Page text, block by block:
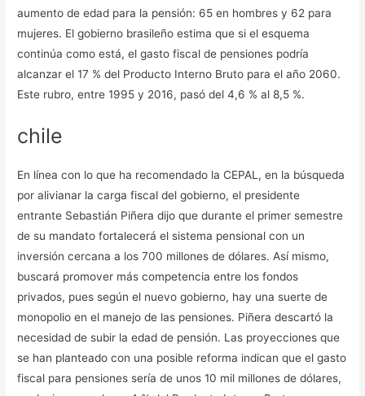
aumento de edad para la pensión: 65 en hombres y 62 para
mujeres. El gobierno brasileño estima que si el esquema
continúa como está, el gasto fiscal de pensiones podría
alcanzar el 17 % del Producto Interno Bruto para el año 2060.
Este rubro, entre 1995 y 2016, pasó del 4,6 % al 8,5 %.
chile
En línea con lo que ha recomendado la CEPAL, en la búsqueda
por alivianar la carga fiscal del gobierno, el presidente
entrante Sebastián Piñera dijo que durante el primer semestre
de su mandato fortalecerá el sistema pensional con un
inversión cercana a los 700 millones de dólares. Así mismo,
buscará promover más competencia entre los fondos
privados, pues según el nuevo gobierno, hay una suerte de
monopolio en el manejo de las pensiones. Piñera descartó la
necesidad de subir la edad de pensión. Las proyecciones que
se han planteado con una posible reforma indican que el gasto
fiscal para pensiones sería de unos 10 mil millones de dólares,